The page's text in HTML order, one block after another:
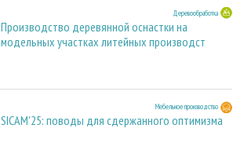
Деревообработка
Производство деревянной оснастки на
модельных участках литейных производст
Мебельное производство
SICAM'25: поводы для сдержанного оптимизма